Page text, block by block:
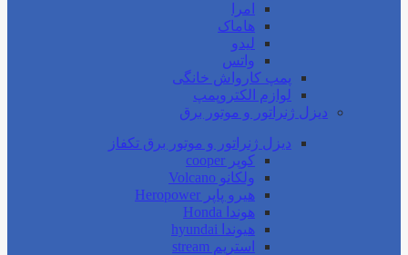
امرا
هاماک
لیدو
واتس
پمپ کارواش خانگی
لوازم الکتروپمپ
دیزل ژنراتور و موتور برق
دیزل ژنراتور و موتور برق تکفاز
کوپر cooper
ولکانو Volcano
هیرو پاپر Heropower
هوندا Honda
هیوندا hyundai
استریم stream